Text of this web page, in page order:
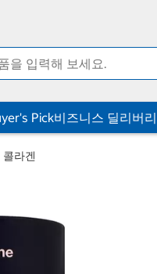
Pick비즈니스 딜리버리
콜라겐